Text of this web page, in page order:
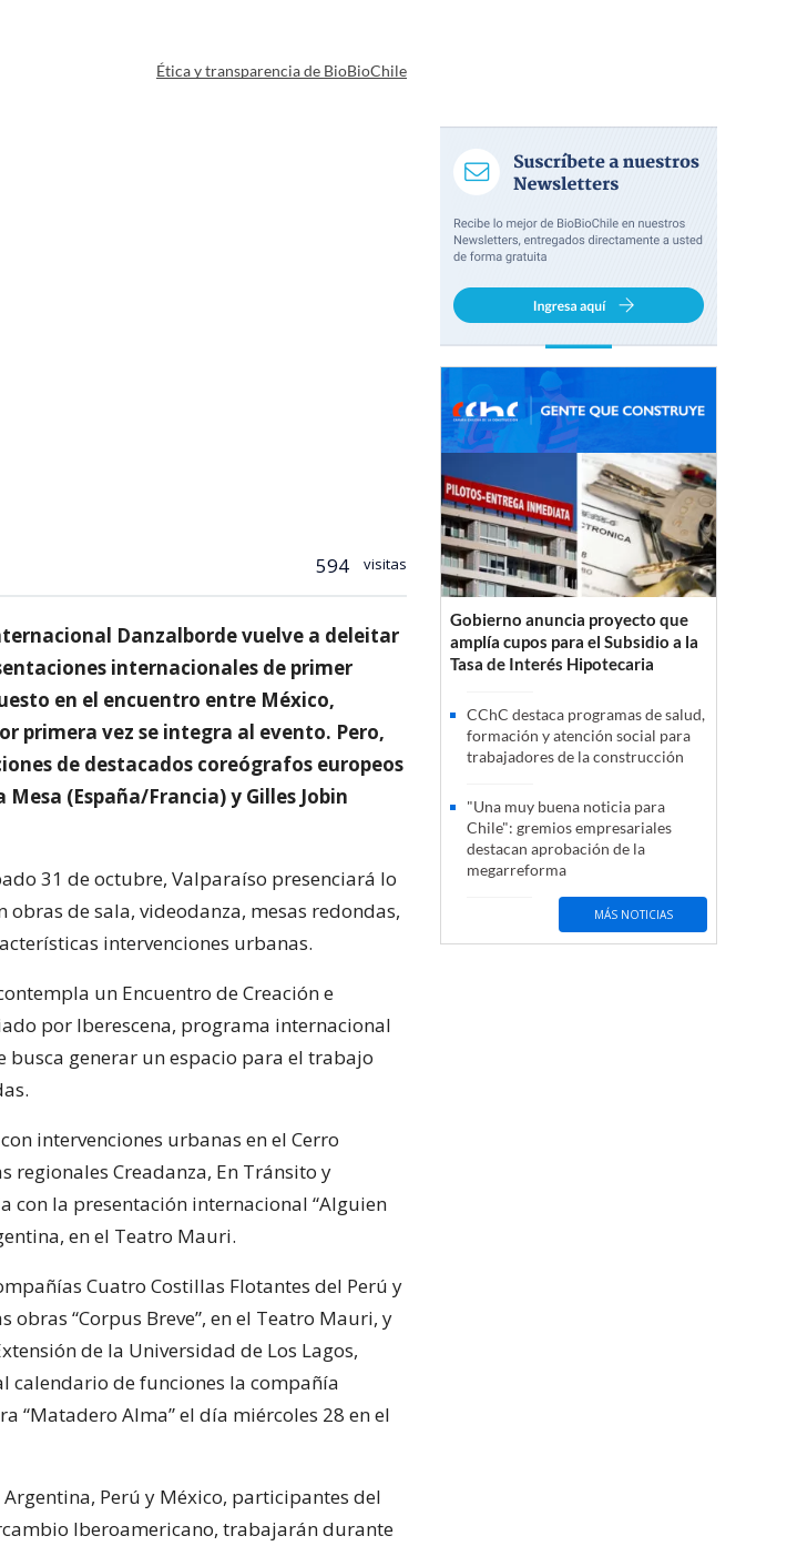
Ética y transparencia de BioBioChile
594 visitas
Danzalborde vuelve a deleitar
internacionales de primer
en el encuentro entre México,
primera vez se integra al evento. Pero,
de destacados coreógrafos europeos
(España/Francia) y Gilles Jobin
31 de octubre, Valparaíso presenciará lo
de sala, videodanza, mesas redondas,
intervenciones urbanas.
un Encuentro de Creación e
por Iberescena, programa internacional
busca generar un espacio para el trabajo
intervenciones urbanas en el Cerro
regionales Creadanza, En Tránsito y
con la presentación internacional “Alguien
en el Teatro Mauri.
Cuatro Costillas Flotantes del Perú y
“Corpus Breve”, en el Teatro Mauri, y
de la Universidad de Los Lagos,
calendario de funciones la compañía
“Matadero Alma” el día miércoles 28 en el
Perú y México, participantes del
Iberoamericano, trabajarán durante
Gobierno anuncia proyecto que
amplía cupos para el Subsidio a la
Tasa de Interés Hipotecaria
CChC destaca programas de salud,
formación y atención social para
trabajadores de la construcción
"Una muy buena noticia para
Chile": gremios empresariales
destacan aprobación de la
megarreforma
MÁS NOTICIAS